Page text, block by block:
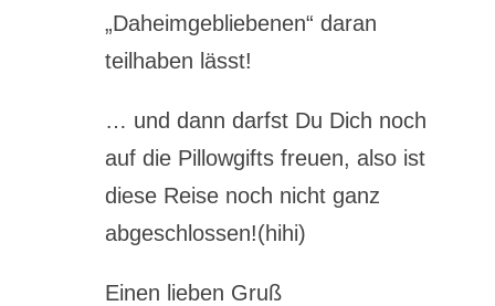
„Daheimgebliebenen“ daran
teilhaben lässt!
… und dann darfst Du Dich noch
auf die Pillowgifts freuen, also ist
diese Reise noch nicht ganz
abgeschlossen!(hihi)
Einen lieben Gruß